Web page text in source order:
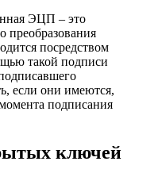
ЭЦП – это
преобразования
посредством
такой подписи
если они имеются,
подписания
ключей